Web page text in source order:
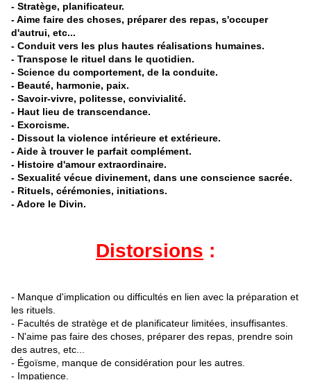
- Stratège, planificateur.
- Aime faire des choses, préparer des repas, s'occuper
d'autrui, etc...
- Conduit vers les plus hautes réalisations humaines.
- Transpose le rituel dans le quotidien.
- Science du comportement, de la conduite.
- Beauté, harmonie, paix.
- Savoir-vivre, politesse, convivialité.
- Haut lieu de transcendance.
- Exorcisme.
- Dissout la violence intérieure et extérieure.
- Aide à trouver le parfait complément.
- Histoire d'amour extraordinaire.
- Sexualité vécue divinement, dans une conscience sacrée.
- Rituels, cérémonies, initiations.
- Adore le Divin.
Distorsions :
- Manque d'implication ou difficultés en lien avec la préparation et
les rituels.
- Facultés de stratège et de planificateur limitées, insuffisantes.
- N'aime pas faire des choses, préparer des repas, prendre soin
des autres, etc...
- Égoïsme, manque de considération pour les autres.
- Impatience.